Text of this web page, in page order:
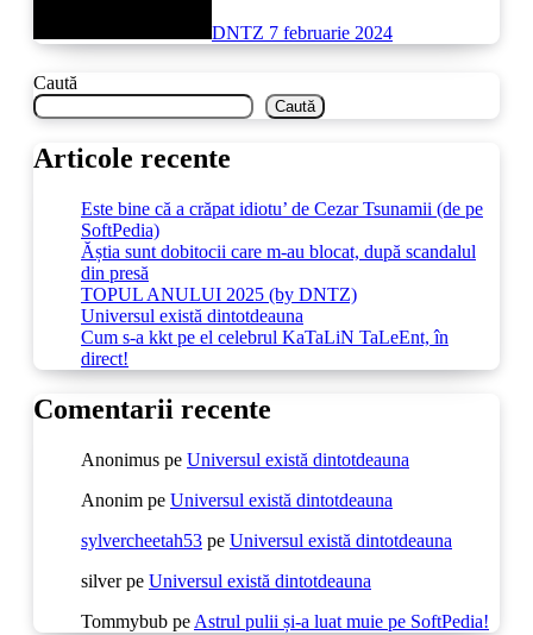
DNTZ 7 februarie 2024
Caută
Caută
Articole recente
Este bine că a crăpat idiotu’ de Cezar Tsunamii (de pe
SoftPedia)
Ăștia sunt dobitocii care m-au blocat, după scandalul
din presă
TOPUL ANULUI 2025 (by DNTZ)
Universul există dintotdeauna
Cum s-a kkt pe el celebrul KaTaLiN TaLeEnt, în
direct!
Comentarii recente
Anonimus pe Universul există dintotdeauna
Anonim pe Universul există dintotdeauna
sylvercheetah53 pe Universul există dintotdeauna
silverpe Universul există dintotdeauna
Tommybub pe Astrul pulii și-a luat muie pe SoftPedia!